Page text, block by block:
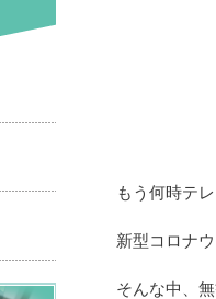
もう何時テ
新型コロナ
そんな中、